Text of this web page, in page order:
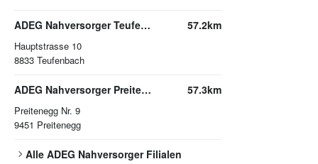
ADEG Nahversorger Teufenbach
Hauptstrasse 10
8833 Teufenbach
57.2km
ADEG Nahversorger Preitenegg
Preitenegg Nr. 9
9451 Preitenegg
57.3km
Alle ADEG NahversorgerFilialen